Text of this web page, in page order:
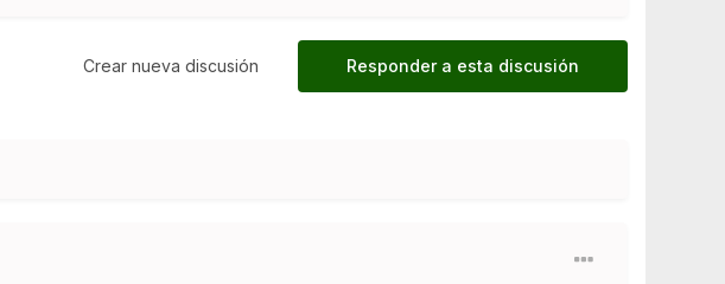
Responder a esta discusión
Crear nueva discusión